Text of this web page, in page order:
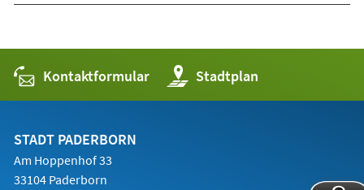
Kontaktformular Stadtplan
(Öffnet
in
einem
STADT PADERBORN
Am Hoppenhof 33
33104 Paderborn